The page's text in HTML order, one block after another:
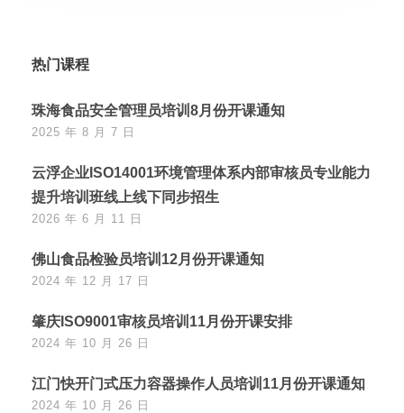
热门课程
珠海食品安全管理员培训8月份开课通知
2025 年 8 月 7 日
云浮企业ISO14001环境管理体系内部审核员专业能力
提升培训班线上线下同步招生
2026 年 6 月 11 日
佛山食品检验员培训12月份开课通知
2024 年 12 月 17 日
肇庆ISO9001审核员培训11月份开课安排
2024 年 10 月 26 日
江门快开门式压力容器操作人员培训11月份开课通知
2024 年 10 月 26 日